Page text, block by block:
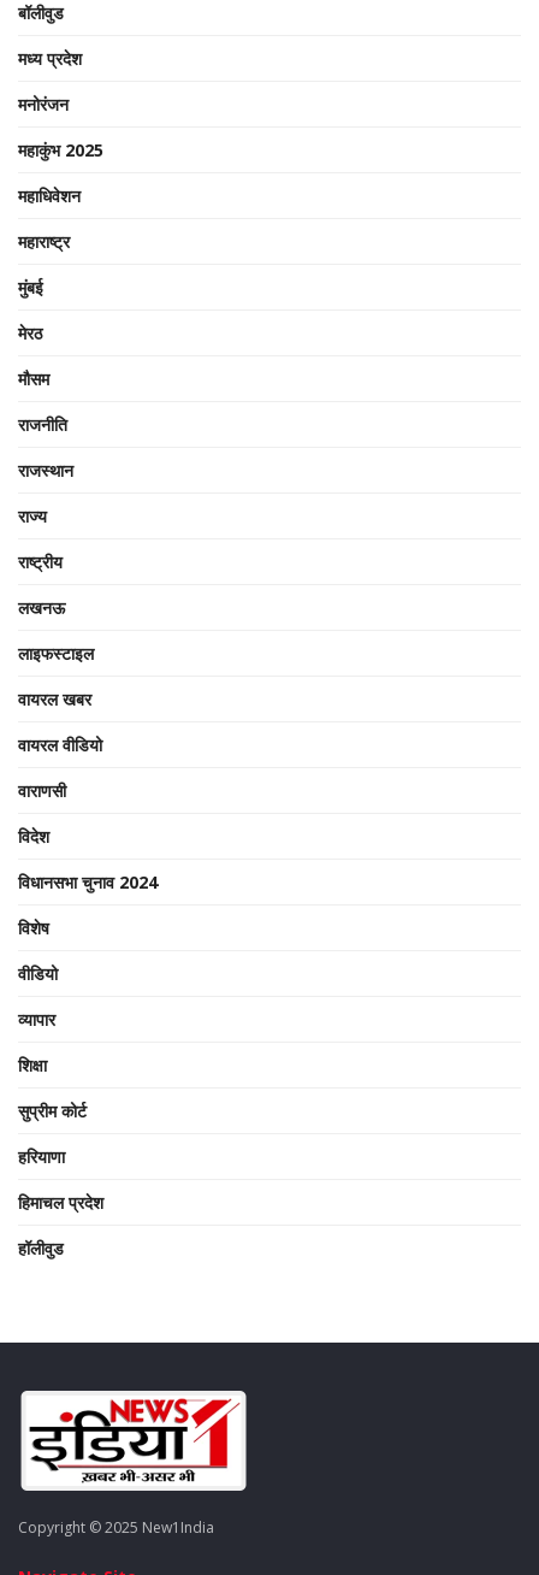
बॉलीवुड
मध्य प्रदेश
मनोरंजन
महाकुंभ 2025
महाधिवेशन
महाराष्ट्र
मुंबई
मेरठ
मौसम
राजनीति
राजस्थान
राज्य
राष्ट्रीय
लखनऊ
लाइफस्टाइल
वायरल खबर
वायरल वीडियो
वाराणसी
विदेश
विधानसभा चुनाव 2024
विशेष
वीडियो
व्यापार
शिक्षा
सुप्रीम कोर्ट
हरियाणा
हिमाचल प्रदेश
हॉलीवुड
Copyright © 2025 New1India